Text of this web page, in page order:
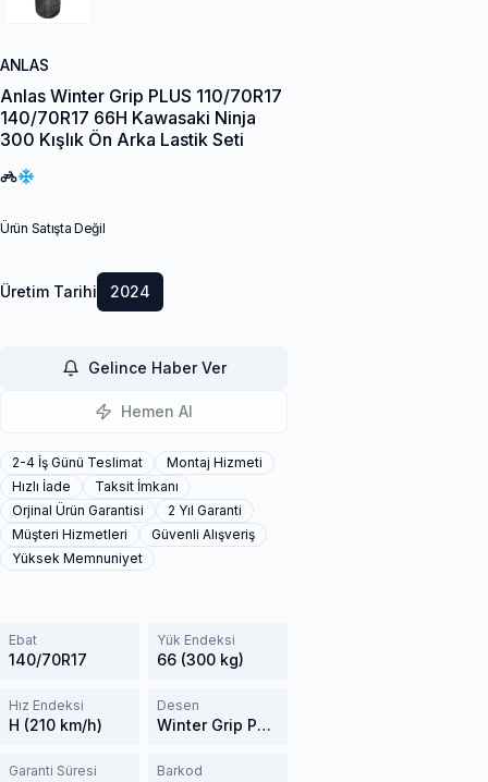
ANLAS
Anlas Winter Grip PLUS 110/70R17
140/70R17 66H Kawasaki Ninja
300 Kışlık Ön Arka Lastik Seti
Ürün Satışta Değil
Üretim Tarihi 2024
Gelince Haber Ver
Hemen Al
2-4 İş Günü Teslimat
Montaj Hizmeti
Hızlı İade
Taksit İmkanı
Orjinal Ürün Garantisi
2 Yıl Garanti
Müşteri Hizmetleri
Güvenli Alışveriş
Yüksek Memnuniyet
Ebat
140/70R17
Yük Endeksi
66 (300 kg)
Hız Endeksi
H (210 km/h)
Desen
Winter Grip PLUS
Garanti Süresi Barkod